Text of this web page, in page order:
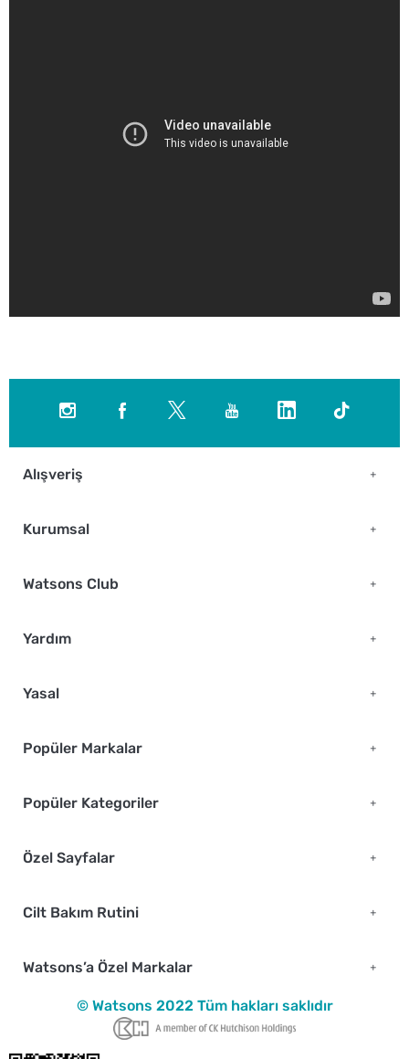
Alışveriş
Kurumsal
Watsons Club
Yardım
Yasal
Popüler Markalar
Popüler Kategoriler
Özel Sayfalar
Cilt Bakım Rutini
Watsons’a Özel Markalar
© Watsons 2022 Tüm hakları saklıdır